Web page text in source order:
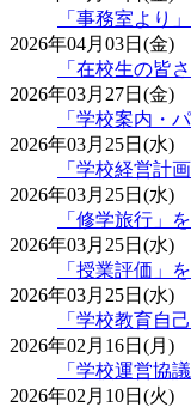
「事務室より
2026年04月03日(金)
「在校生の皆
2026年03月27日(金)
「学校案内・
2026年03月25日(水)
「学校経営計
2026年03月25日(水)
「修学旅行」
2026年03月25日(水)
「授業評価」
2026年03月25日(水)
「学校教育自
2026年02月16日(月)
「学校運営協
2026年02月10日(火)